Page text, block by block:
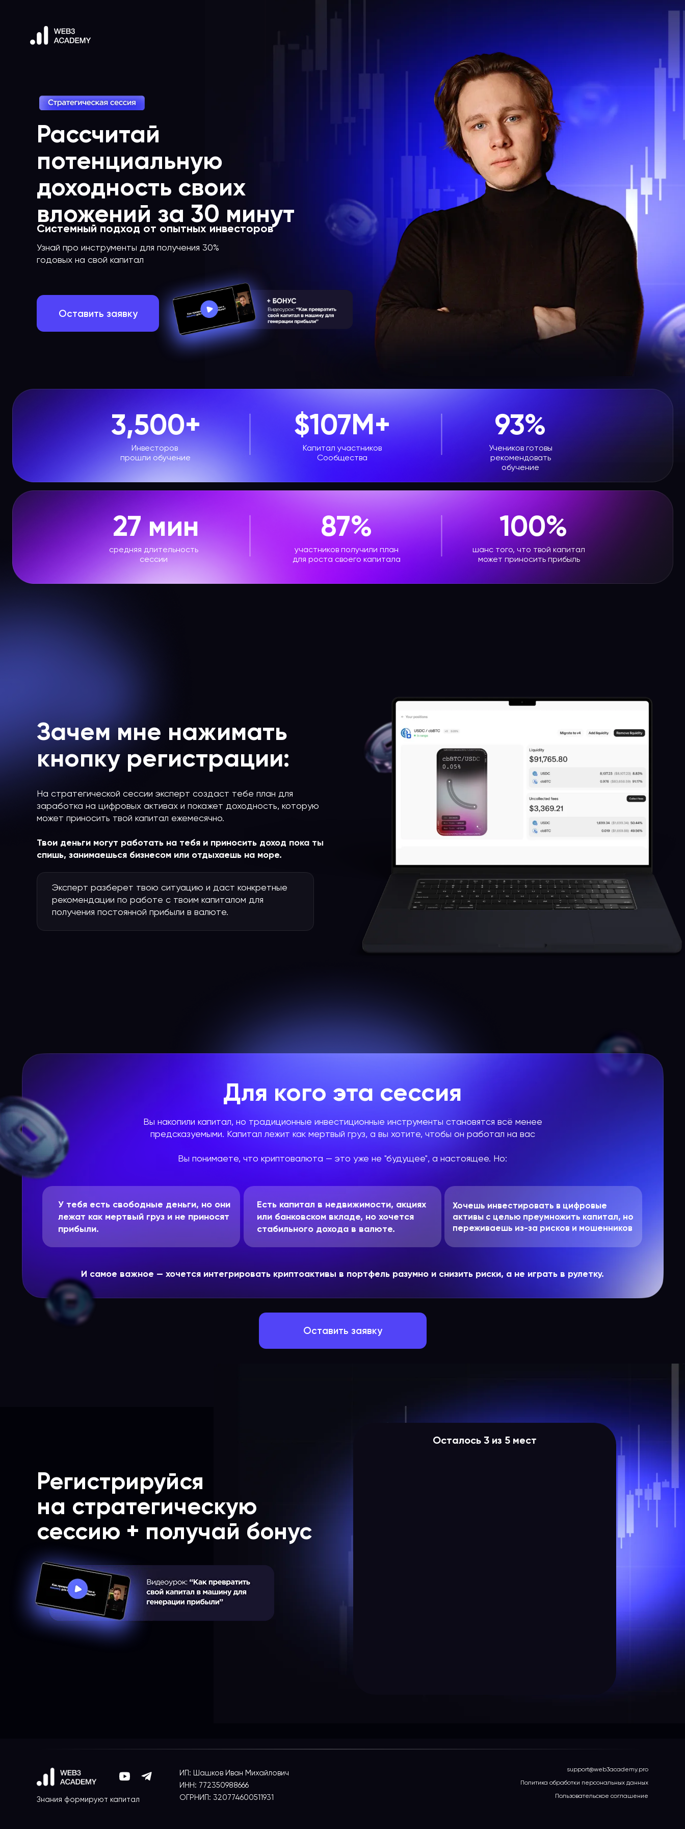
Рассчитай
потенциальную
доходность своих
вложений за 30 минут
Cистемный подход от опытных инвесторов
Узнай про инструменты для получения 30%
годовых на свой капитал
3,500+
Инвесторов
прошли обучение
$107M+
Капитал участников
Сообщества
93%
Учеников готовы
рекомендовать
обучение
100%
шанс того, что твой капитал
может приносить прибыль
87%
участников получили план
для роста своего капитала
27 мин
средняя длительность
сессии
Оставить заявку
Зачем мне нажимать
кнопку регистрации:
Эксперт разберет твою ситуацию и даст конкретные
рекомендации по работе с твоим капиталом для
получения постоянной прибыли в валюте.
На стратегической сессии эксперт создаст тебе план для
заработка на цифровых активах и покажет доходность, которую
может приносить твой капитал ежемесячно.
Твои деньги могут работать на тебя и приносить доход пока ты
спишь, занимаешься бизнесом или отдыхаешь на море.
Для кого эта сессия
Вы накопили капитал, но традиционные инвестиционные инструменты становятся всё менее
предсказуемыми. Капитал лежит как мертвый груз, а вы хотите, чтобы он работал на вас
Вы понимаете, что криптовалюта — это уже не "будущее", а настоящее. Но:
И самое важное — хочется интегрировать криптоактивы в портфель разумно и снизить риски, а не играть в рулетку.
У тебя есть свободные деньги, но они
лежат как мертвый груз и не приносят
прибыли.
Оставить заявку
Есть капитал в недвижимости, акциях
или банковском вкладе, но хочется
стабильного дохода в валюте.
Хочешь инвестировать в цифровые
активы с целью преумножить капитал, но
переживаешь из-за рисков и мошенников
Регистрируйся
на стратегическую
сессию + получай бонус
Осталось 3 из 5 мест
support@web3academy.pro
Политика обработки персональных данных
Пользовательское соглашение
ИП: Шашков Иван Михайлович
ИНН: 772350988666
ОГРНИП: 320774600511931
Знания формируют капитал